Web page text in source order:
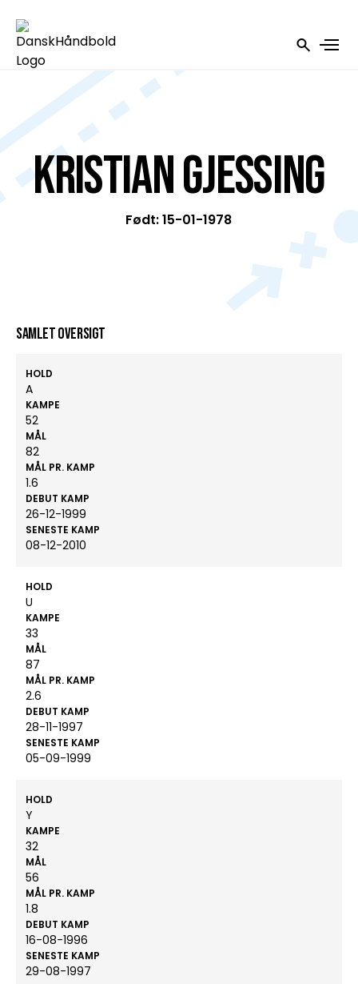
Kristian Gjessing
Født: 15-01-1978
Samlet oversigt
HOLD
A
KAMPE
52
MÅL
82
MÅL PR. KAMP
1.6
DEBUT KAMP
26-12-1999
SENESTE KAMP
08-12-2010
HOLD
U
KAMPE
33
MÅL
87
MÅL PR. KAMP
2.6
DEBUT KAMP
28-11-1997
SENESTE KAMP
05-09-1999
HOLD
Y
KAMPE
32
MÅL
56
MÅL PR. KAMP
1.8
DEBUT KAMP
16-08-1996
SENESTE KAMP
29-08-1997